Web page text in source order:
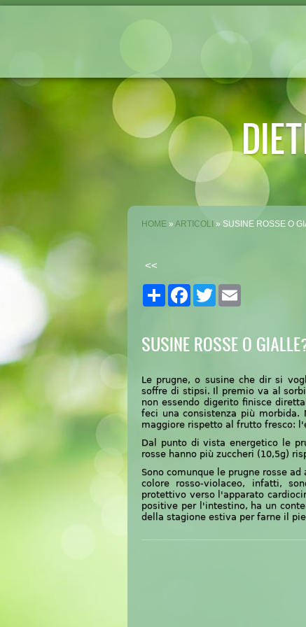
HOME » ARTICOLI » SUSINE ROSSE O
<<
Share Facebook
Twitter
SUSINE ROSSE O
Le prugne, o susine che dir si
soffre di stipsi. Il premio va al
non essendo digerito finisce
feci unaconsistenza più
maggiore rispetto al frutto fresco:
Dal punto di vista energetico le
rosse hanno più zuccheri (10,5g)
Sono comunque le prugne rosse
colore rosso-violaceo, infatti,
protettivo verso l'apparato
positive per l'intestino, ha un
della stagione estiva per farne il